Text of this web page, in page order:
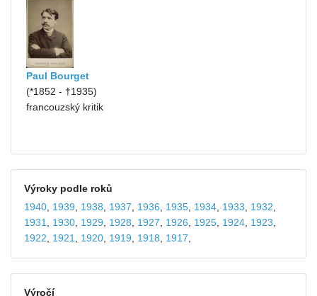
Paul Bourget
(*1852 - †1935)
francouzský kritik
Výroky podle roků
1940, 1939 1938 1937 1936 1935, 1934, 1933 1932
1931
1930, 1929 1928 1927 1926 1925, 1924, 1923
1922
1921 1920, 1919 1918 1917
Výročí